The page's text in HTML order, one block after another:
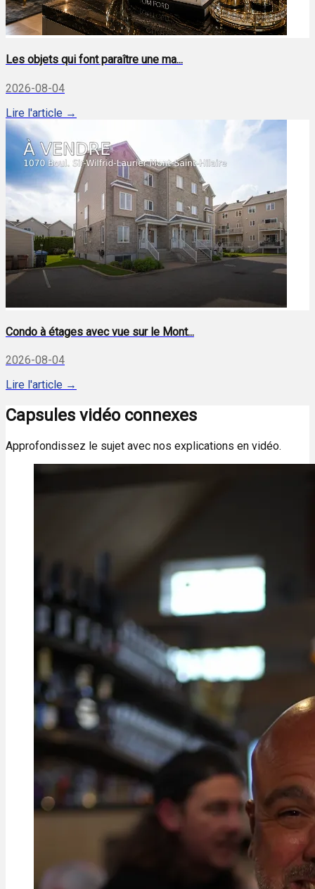
Les objets qui font paraître une ma...
2026-08-04
Lire l'article →
Condo à étages avec vue sur le Mont...
2026-08-04
Lire l'article →
Capsules vidéo connexes
Approfondissez le sujet avec nos explications en vidéo.